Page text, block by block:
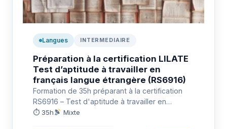
Langues INTERMEDIAIRE
Préparation à la certification LILATE
Test d’aptitude à travailler en
français langue étrangère (RS6916)
Formation de 35h préparant à la certification
RS6916 – Test d'aptitude à travailler en
français langue étrangère (LILATE)…
⏱ 35h Mixte